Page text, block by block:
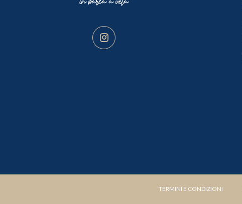
TERMINI E CONDIZIONI